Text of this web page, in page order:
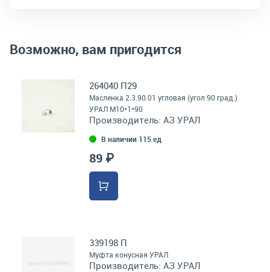
Возможно, вам пригодится
264040 П29
Масленка 2.3.90.01 угловая (угол 90 град.)
УРАЛ М10*1*90
Производитель: АЗ УРАЛ
В наличии 115 ед
89 ₽
339198 П
Муфта конусная УРАЛ
Производитель: АЗ УРАЛ